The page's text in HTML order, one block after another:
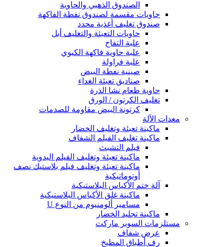
الصندوق الذهبي والحاوية
حاويات مقسمة لصندوق نفطة الفاكهة
صندوق تغليف أغذية محدد
حاويات التعبئة والتغليف أبل
علبة التفاح
علبة حاوية فاكهة الكيوي
علبة فراولة
صينية نفطة البيض
صناديق تعبئة الغداء
حاوية طعام نشا الذرة
تغليف الكرتون / الورق
كرتونة البيض مقاومة للصدمات
معدات الألة
ماكينة تعبئة وتغليف الخضار
ماكينة تغليف الفيلم الشفاف
فيلم التشبث
ماكينة تعبئة وتغليف الفيلم اليدوية
ماكينة تعبئة وتغليف فيلم بلاستيك نصف
أوتوماتيكية
آلة ختم الأكياس البلاستيكية
ماكينة غلق الأكياس البلاستيكية
مسامير ألومنيوم من النوع U
ماكينة تجليد الخضار
مستلزمات السوبر ماركت
عرض شفاف
رف أطباق المطبخ